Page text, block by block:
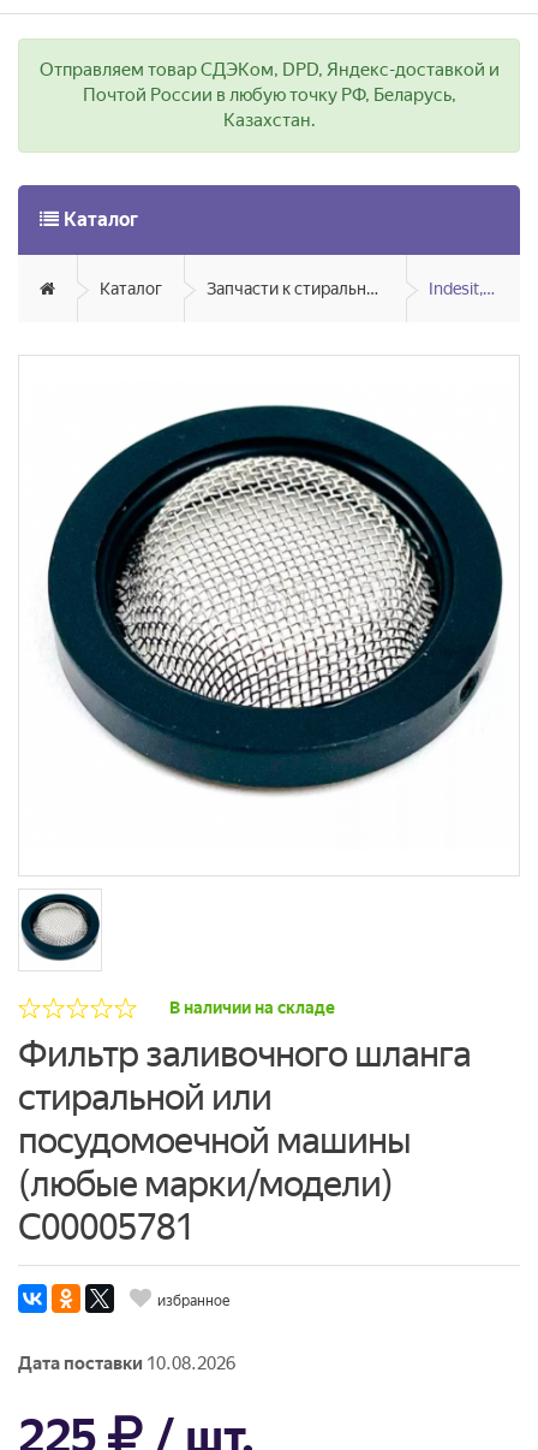
Отправляем товар СДЭКом, DPD, Яндекс-доставкой и
Почтой России в любую точку РФ, Беларусь,
Казахстан.
Каталог
Каталог Запчасти к стиральным и посудомоечным машинам Indesit, Ariston, Hotpoint
В наличии на складе
Фильтр заливочного шланга
стиральной или
посудомоечной машины
(любые марки/модели)
C00005781
избранное
Дата поставки 10.08.2026
225 / шт.